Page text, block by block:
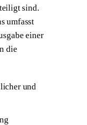
sind.
umfasst
einer
die
und